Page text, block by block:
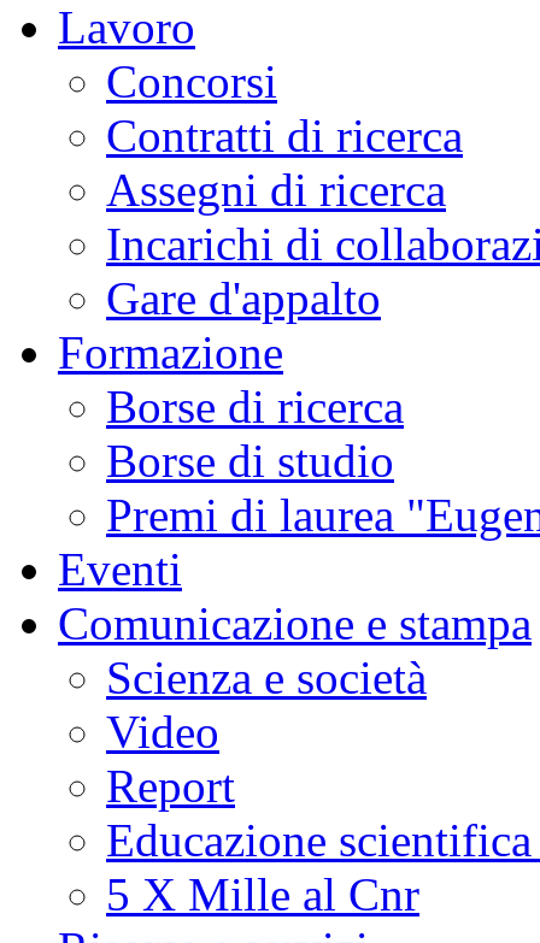
Lavoro
Concorsi
Contratti di ricerca
Assegni di ricerca
Incarichi di
Gare d'appalto
Formazione
Borse di ricerca
Borse di studio
Premi di laurea
Eventi
Comunicazione e stampa
Scienza e società
Video
Report
Educazione
5 X Mille al Cnr